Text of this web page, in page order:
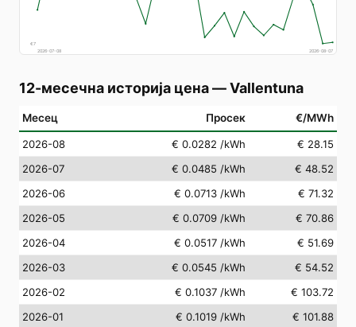
€7
2026-07-08
2026-08-07
12-месечна историја цена—Vallentuna
Месец Просек €/MWh
2026-08 € 0.0282 /kWh
€ 28.15
2026-07
€ 0.0485 /kWh
€ 48.52
2026-06
€ 0.0713 /kWh
€ 71.32
2026-05
€ 0.0709 /kWh
€ 70.86
2026-04
€ 0.0517 /kWh
€ 51.69
2026-03
€ 0.0545 /kWh
€ 54.52
2026-02
€ 0.1037 /kWh
€ 103.72
2026-01
€ 0.1019 /kWh
€ 101.88